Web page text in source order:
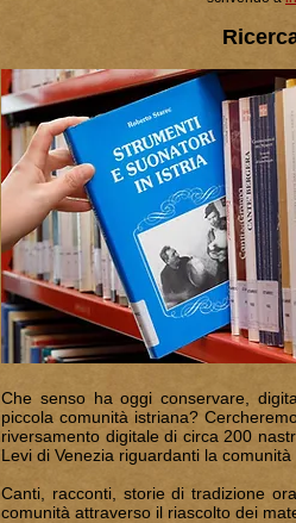
Che senso ha oggi conservare,
piccola comunità istriana?
riversamento digitale di circa 200
Levi di Venezia riguardanti la
Canti, racconti, storie di tradizione
comunità attraverso il riascolto dei